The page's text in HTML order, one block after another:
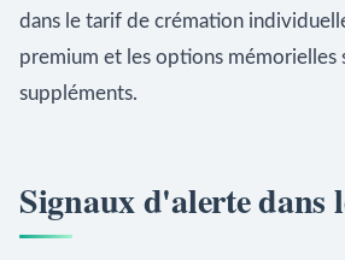
dans le tarif de crémation
premium et les options mémorielles
suppléments.
Signaux d'alerte dans